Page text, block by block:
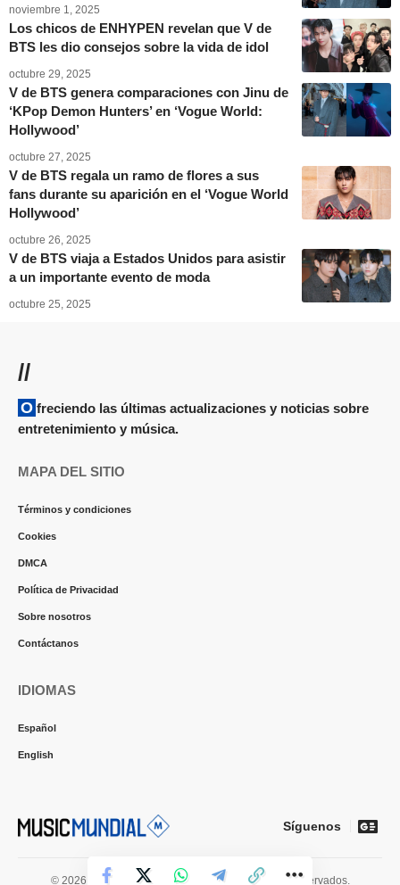
noviembre 1, 2025
Los chicos de ENHYPEN revelan que V de
BTS les dio consejos sobre la vida de idol
octubre 29, 2025
V de BTS genera comparaciones con Jinu de
‘KPop Demon Hunters’ en ‘Vogue World:
Hollywood’
octubre 27, 2025
V de BTS regala un ramo de flores a sus
fans durante su aparición en el ‘Vogue World
Hollywood’
octubre 26, 2025
V de BTS viaja a Estados Unidos para asistir
a un importante evento de moda
octubre 25, 2025
//
Ofreciendo las últimas actualizaciones y noticias sobre
entretenimiento y música.
MAPA DEL SITIO
Términos y condiciones
Cookies
DMCA
Política de Privacidad
Sobre nosotros
Contáctanos
IDIOMAS
Español
English
Síguenos
© 2026 Music Mundial News. Todos los derechos reservados.